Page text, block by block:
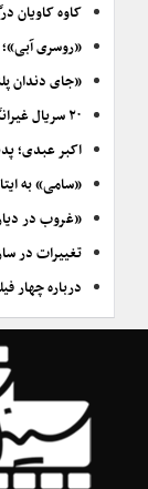
کاوه کاویان
«روسری
«جای دندان
۲۰ سریال غیرانگلیسی‌زبان برگزیده سال‌های اخیر
اکبر عبدی؛
«سامی» به
«غروب در
تغییرات در
درباره چهار فیلم